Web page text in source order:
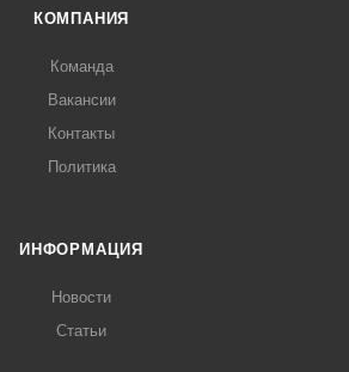
КОМПАНИЯ
Команда
Вакансии
Контакты
Политика
ИНФОРМАЦИЯ
Новости
Статьи